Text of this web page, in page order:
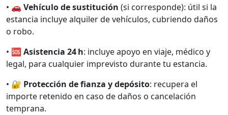
• 🚗 Vehículo de sustitución (si corresponde): útil si la
estancia incluye alquiler de vehículos, cubriendo daños
o robo.
• 🆘 Asistencia 24 h: incluye apoyo en viaje, médico y
legal, para cualquier imprevisto durante tu estancia.
• 🔐 Protección de fianza y depósito: recupera el
importe retenido en caso de daños o cancelación
temprana.